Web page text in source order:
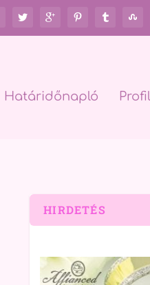
Határidőnapló Profil
HIRDETÉS